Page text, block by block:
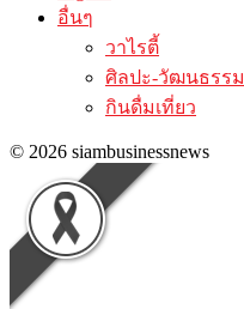
อื่นๆ
วาไรตี้
ศิลปะ-วัฒนธรรม
กินดื่มเที่ยว
© 2026 siambusinessnews